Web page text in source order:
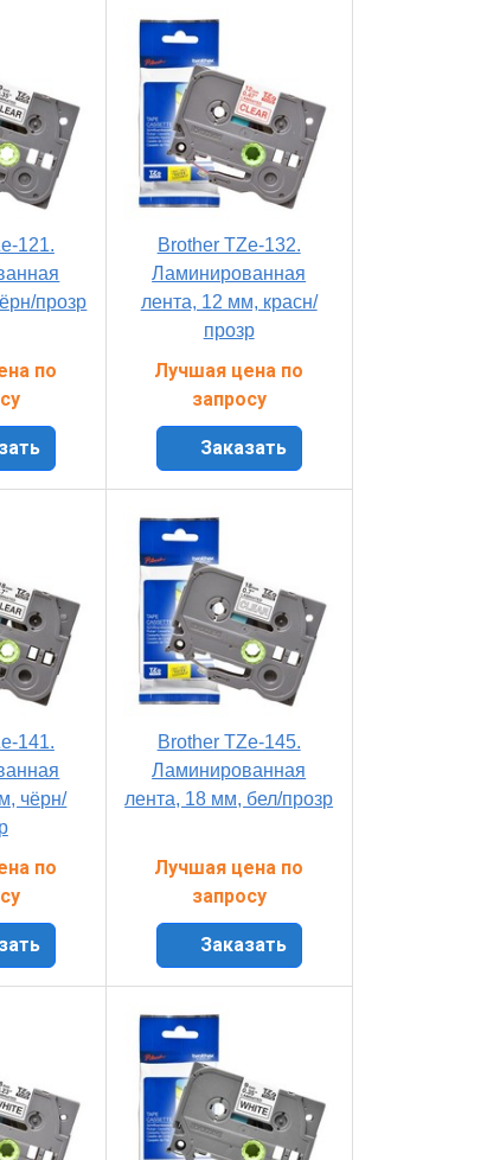
121.
прозр
по
Brother TZe-132.
Ламинированная
лента, 12 мм, красн/
прозр
Лучшая цена по
запросу
Заказать
141.
чёрн/
по
Brother TZe-145.
Ламинированная
лента, 18 мм, бел/прозр
Лучшая цена по
запросу
Заказать